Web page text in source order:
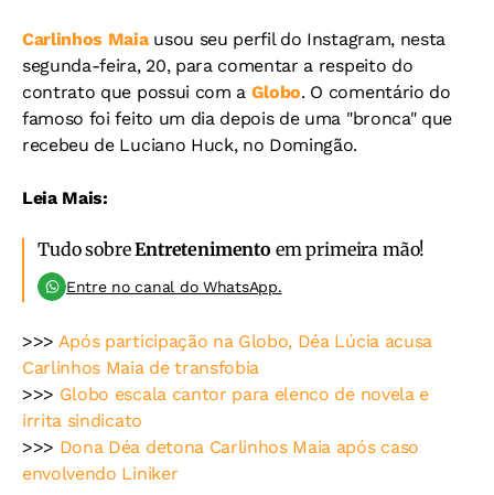
Carlinhos Maiausou seu perfil do Instagram, nesta
segunda-feira, 20, para comentar a respeito do
contrato que possui com a Globo. O comentário do
famoso foi feito um dia depois de uma "bronca" que
recebeu de Luciano Huck, no Domingão.
Leia Mais:
Tudo sobreEntretenimento em primeira mão!
Entre no canal do WhatsApp.
>>> Após participação na Globo, Déa Lúcia acusa
Carlinhos Maia de transfobia
>>> Globo escala cantor para elenco de novela e
irrita sindicato
>>> Dona Déa detona Carlinhos Maia após caso
envolvendo Liniker